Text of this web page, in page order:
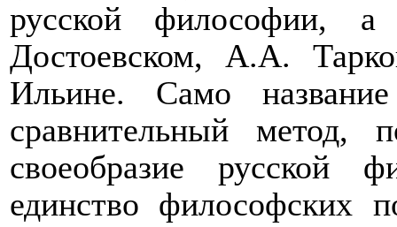
русской философии,
Достоевском, А.А.
Ильине. Само
сравнительный метод,
своеобразие русской
единство философских